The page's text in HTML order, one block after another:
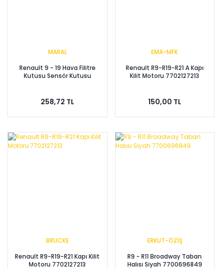
MARAL
Renault 9 - 19 Hava Filitre
Kutusu Sensör Kutusu
258,72 TL
EMA-MFK
Renault R9-R19-R21 A Kapı
Kilit Motoru 7702127213
150,00 TL
BRUCKE
Renault R9-R19-R21 Kapı Kilit
Motoru 7702127213
ERKUT-ÖZİŞ
R9 - R11 Broadway Taban
Halısı Siyah 7700696849